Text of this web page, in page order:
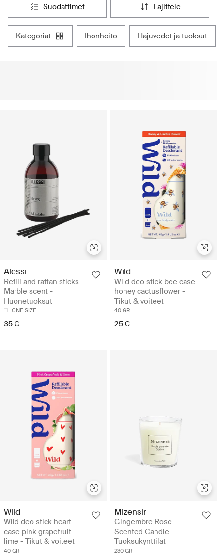
suodattimet lajittele
kategoriat ihonhoito hajuvedet ja tuoksut
Alessi
Refill and rattan sticks
Marble scent -
Huonetuoksut
ONE SIZE
35 €
Wild
Wild deo stick bee case
honey cactusflower -
Tikut & voiteet
40 GR
25 €
Wild
Wild deo stick heart
case pink grapefruit
lime - Tikut & voiteet
40 GR
Mizensir
Gingembre Rose
Scented Candle -
Tuoksukynttilät
230 GR